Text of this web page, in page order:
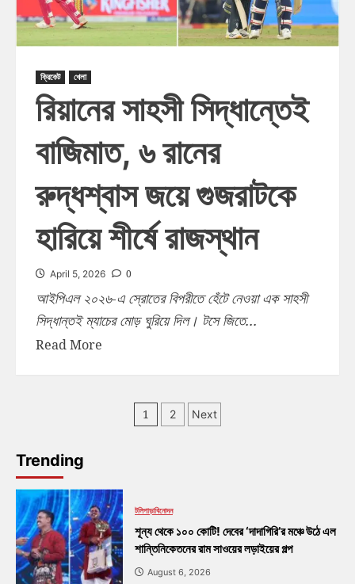
ক্রিকেট খেলা
রিয়ানের সাহসী সিদ্ধান্তেই
বাজিমাত, ৬ রানের
রুদ্ধশ্বাস জয়ে গুজরাটকে
হারিয়ে শীর্ষে রাজস্থান
April 5, 2026 0
আইপিএল ২০২৬-এ স্রোতের বিপরীতে হেঁটে নেওয়া এক সাহসী
সিদ্ধান্তই ম্যাচের মোড় ঘুরিয়ে দিল। টসে জিতে...
Read More
1 2 Next
Trending
টলিপাড়াবিনোদন
শূন্য থেকে ১০০ কোটি! দেবের ‘দাদাগিরি’র মঞ্চে উঠে এল
শান্তিনিকেতনের রাম সাওয়ের লড়াইয়ের গল্প
August 6, 2026